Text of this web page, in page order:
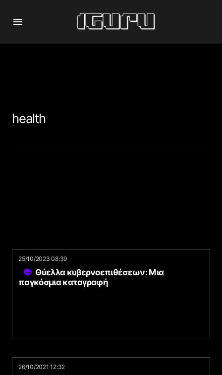
health
25/10/2023 08:39
Θύελλα κυβερνοεπιθέσεων: Μια
παγκόσμια καταγραφή
26/10/2021 12:32